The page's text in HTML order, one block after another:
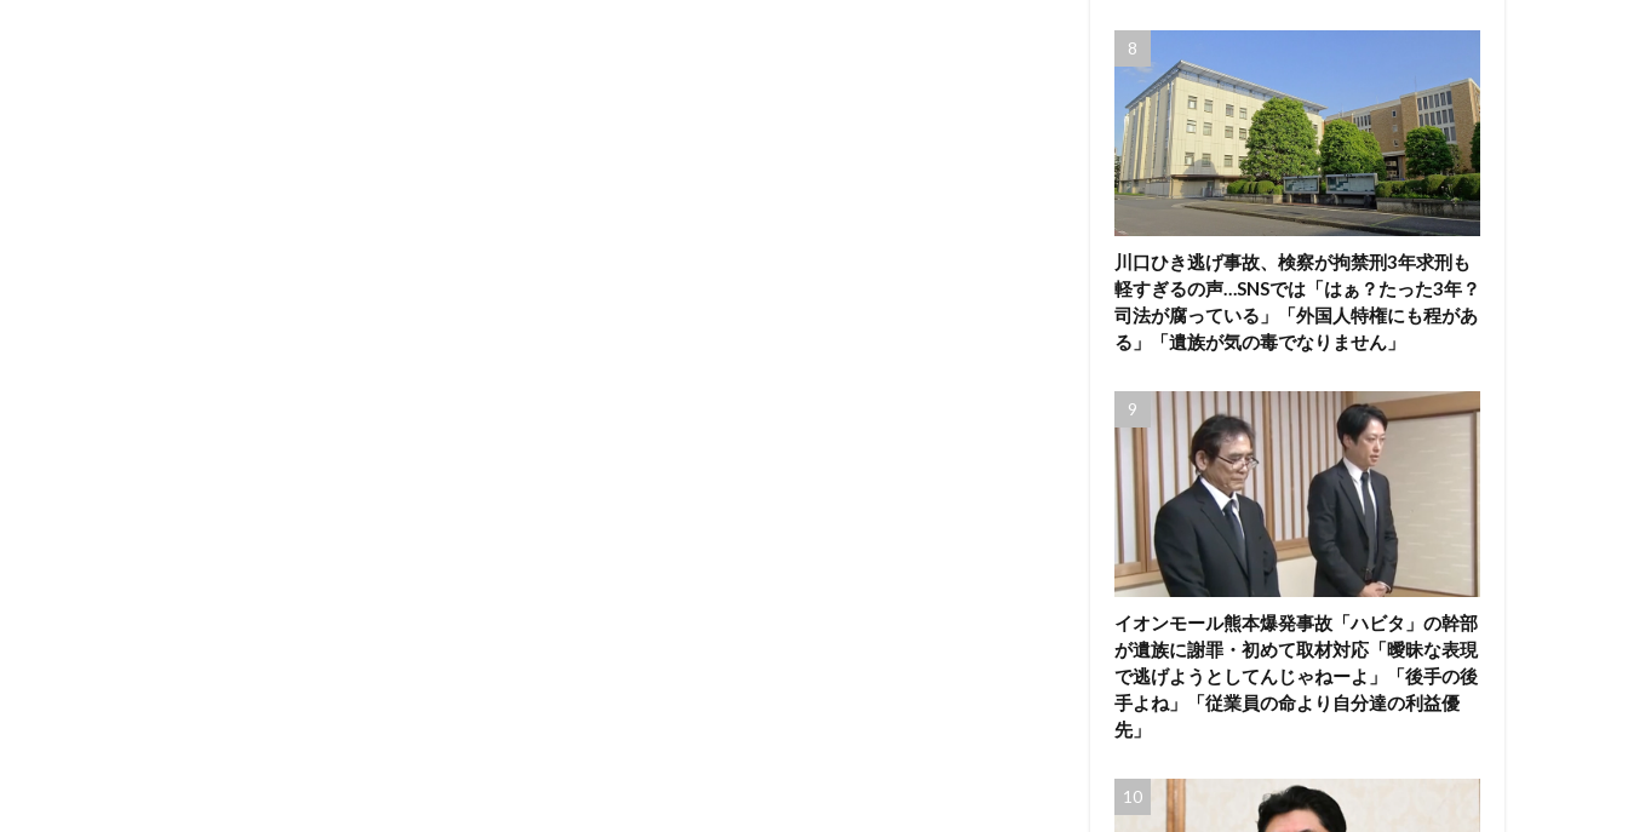
川口ひき逃げ事故、検察が拘禁刑3年求刑も
軽すぎるの声…SNSでは「はぁ？たった3年？
司法が腐っている」「外国人特権にも程があ
る」「遺族が気の毒でなりません」
イオンモール熊本爆発事故「ハビタ」の幹部
が遺族に謝罪・初めて取材対応「曖昧な表現
で逃げようとしてんじゃねーよ」「後手の後
手よね」「従業員の命より自分達の利益優
先」